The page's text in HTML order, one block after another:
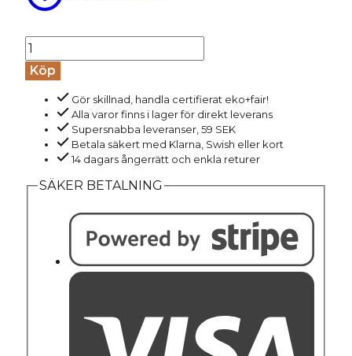
Trosa
hög
100%
bomull
JADE
naturvit
mängd
Köp
Gör skillnad, handla certifierat eko+fair!
Alla varor finns i lager för direkt leverans
Supersnabba leveranser, 59 SEK
Betala säkert med Klarna, Swish eller kort
14 dagars ångerrätt och enkla returer
SÄKER BETALNING